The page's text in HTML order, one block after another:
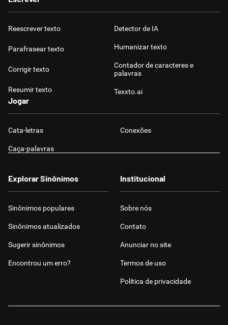
Reescrever texto
Parafrasear texto
Corrigir texto
Resumir texto
Detector de IA
Humanizar texto
Contador de caracteres e
palavras
Texxto.ai
Jogar
Cata-letras Conexões
Caça-palavras
Explorar Sinônimos
Sinônimos populares
Sinônimos atualizados
Sugerir sinônimos
Encontrou um erro?
Institucional
Sobre nós
Contato
Anunciar no site
Termos de uso
Política de privacidade